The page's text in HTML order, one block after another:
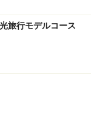
旅行モデルコース